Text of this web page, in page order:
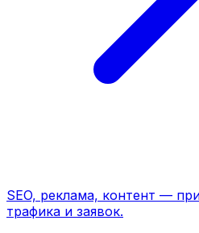
SEO, реклама, контент —
трафика и заявок.